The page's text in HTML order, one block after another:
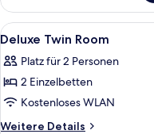
Room
A
Alle
Fotos
für
Deluxe
Twin
Room
1
Deluxe Twin Room
Platz für 2 Personen
2 Einzelbetten
Kostenloses WLAN
Weitere Details
Weitere